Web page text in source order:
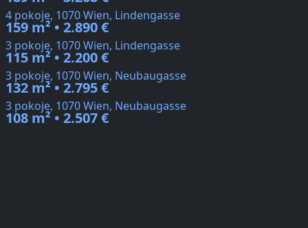
4 pokoje, 1070 Wien, Lindengasse
159 m² • 2.890 €
3 pokoje, 1070 Wien, Lindengasse
115 m² • 2.200 €
3 pokoje, 1070 Wien, Neubaugasse
132 m² • 2.795 €
3 pokoje, 1070 Wien, Neubaugasse
108 m² • 2.507 €